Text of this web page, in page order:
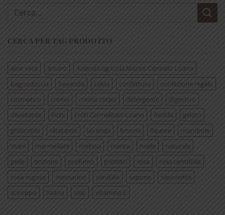
Cerca:
CERCA PER TAG PRODOTTO
aloe vera amaro
Azienda agricola Monte Carmelo Loano
bagnodoccia
bevanda calda confettura
confezione regalo
cosmetico
crema crema corpo detergente
digestivo
dissetante
Fichi Frati Carmelitani Loano fredda
gelato
ghiacciolo
idratante lavanda limone liquore
mandorle
mani
marmellate melissa menta miele
naturale
pelle
pozione profumo psoriasi rosa
rosa centifolia
rosa rugosa
rosmarino sandalo sapone
saponetta
sciroppo
tisana viso vitamina E